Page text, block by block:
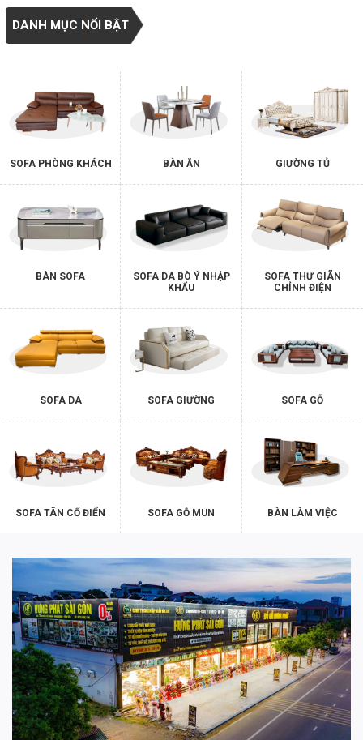
DANH MỤC NỔI BẬT
SOFA PHÒNG KHÁCH BÀN ĂN GIƯỜNG TỦ
BÀN SOFA
SOFA DA BÒ Ý NHẬP
KHẨU
SOFA THƯ GIÃN
CHỈNH ĐIỆN
SOFA DA SOFA GIƯỜNG SOFA GỖ
SOFA TÂN CỔ ĐIỂN SOFA GỖ MUN BÀN LÀM VIỆC